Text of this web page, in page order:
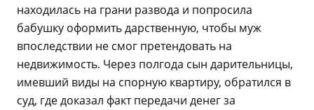
находилась на грани развода и попросила
бабушку оформить дарственную, чтобы муж
впоследствии не смог претендовать на
недвижимость. Через полгода сын дарительницы,
имевший виды на спорную квартиру, обратился в
суд, где доказал факт передачи денег за